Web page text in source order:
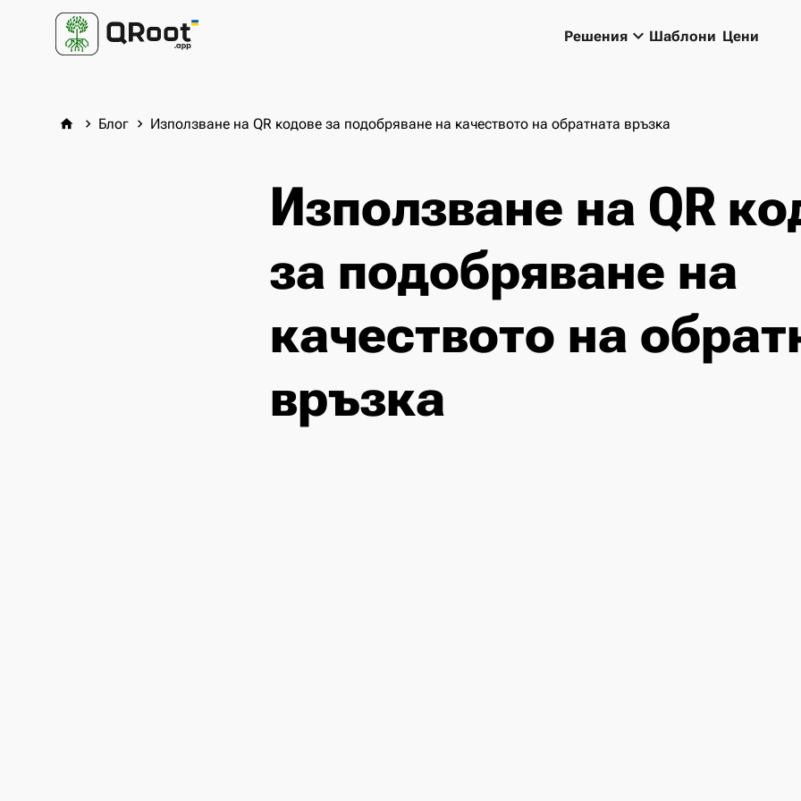
Решения keyboard_arrow_down Шаблони Цени
home keyboard_arrow_right Блог keyboard_arrow_right Използване на QR кодове за подобряване на качеството на обратната връзка
Използване на QR
за подобряване на
качеството на
връзка